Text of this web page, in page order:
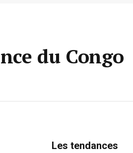
du Congo
Les tendances